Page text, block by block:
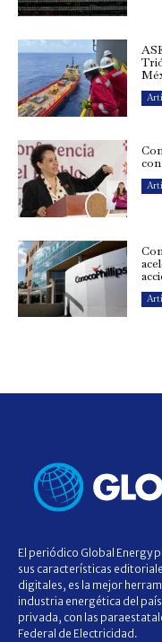
El periódico Global Energy
sus características
digitales, es la mejor
industria energética del
privada, con las
Federal de Electricidad.